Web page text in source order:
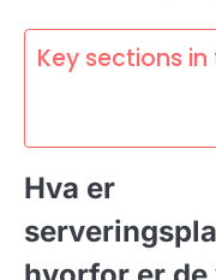
Key sections
Hva er